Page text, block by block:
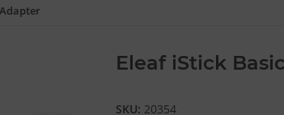
Eleaf iStick
SKU: 20354